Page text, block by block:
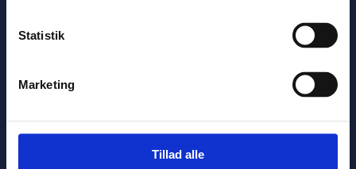
Statistik
Marketing
Tillad alle
Tekst